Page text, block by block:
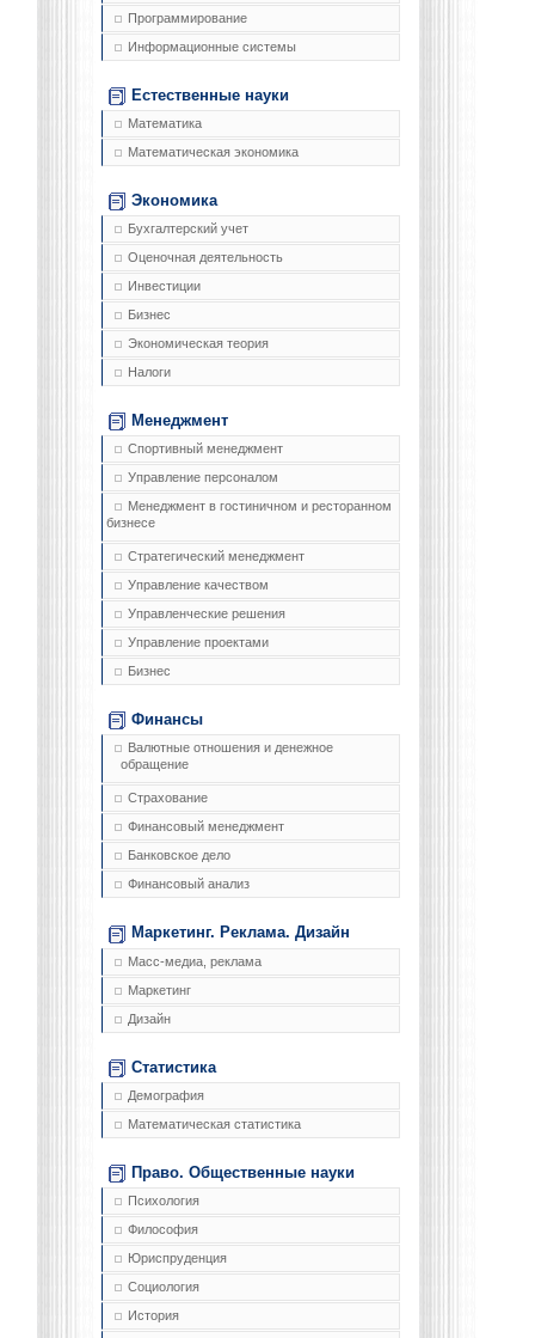
Программирование
Информационные системы
Естественные науки
Математика
Математическая экономика
Экономика
Бухгалтерский учет
Оценочная деятельность
Инвестиции
Бизнес
Экономическая теория
Налоги
Менеджмент
Спортивный менеджмент
Управление персоналом
Менеджмент в гостиничном и ресторанном
бизнесе
Стратегический менеджмент
Управление качеством
Управленческие решения
Управление проектами
Бизнес
Финансы
Валютные отношения и денежное
обращение
Страхование
Финансовый менеджмент
Банковское дело
Финансовый анализ
Маркетинг. Реклама. Дизайн
Масс-медиа, реклама
Маркетинг
Дизайн
Статистика
Демография
Математическая статистика
Право. Общественные науки
Психология
Философия
Юриспруденция
Социология
История